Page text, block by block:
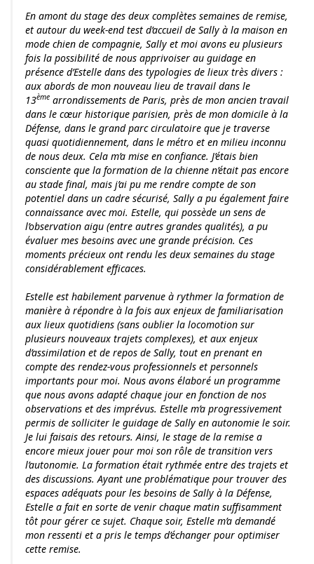
En amont du stage des deux complètes semaines de remise,
et autour du week-end test d’accueil de Sally à la maison en
mode chien de compagnie, Sally et moi avons eu plusieurs
fois la possibilité de nous apprivoiser au guidage en
présence d’Estelle dans des typologies de lieux très divers :
aux abords de mon nouveau lieu de travail dans le
13èmearrondissements de Paris, près de mon ancien travail
dans le cœur historique parisien, près de mon domicile à la
Défense, dans le grand parc circulatoire que je traverse
quasi quotidiennement, dans le métro et en milieu inconnu
de nous deux. Cela m’a mise en confiance. J’étais bien
consciente que la formation de la chienne n’était pas encore
au stade final, mais j’ai pu me rendre compte de son
potentiel dans un cadre sécurisé, Sally a pu également faire
connaissance avec moi. Estelle, qui possède un sens de
l’observation aigu (entre autres grandes qualités), a pu
évaluer mes besoins avec une grande précision. Ces
moments précieux ont rendu les deux semaines du stage
considérablement efficaces.
Estelle est habilement parvenue à rythmer la formation de
manière à répondre à la fois aux enjeux de familiarisation
aux lieux quotidiens (sans oublier la locomotion sur
plusieurs nouveaux trajets complexes), et aux enjeux
d’assimilation et de repos de Sally, tout en prenant en
compte des rendez-vous professionnels et personnels
importants pour moi. Nous avons élaboré un programme
que nous avons adapté chaque jour en fonction de nos
observations et des imprévus. Estelle m’a progressivement
permis de solliciter le guidage de Sally en autonomie le soir.
Je lui faisais des retours. Ainsi, le stage de la remise a
encore mieux jouer pour moi son rôle de transition vers
l’autonomie. La formation était rythmée entre des trajets et
des discussions. Ayant une problématique pour trouver des
espaces adéquats pour les besoins de Sally à la Défense,
Estelle a fait en sorte de venir chaque matin suffisamment
tôt pour gérer ce sujet. Chaque soir, Estelle m’a demandé
mon ressenti et a pris le temps d’échanger pour optimiser
cette remise.